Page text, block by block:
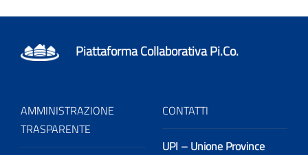
Piattaforma Collaborativa Pi.Co.
AMMINISTRAZIONE
TRASPARENTE
CONTATTI
UPI – Unione Province